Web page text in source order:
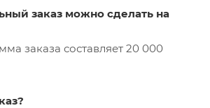
заказ можно сделать на
заказа составляет 20 000